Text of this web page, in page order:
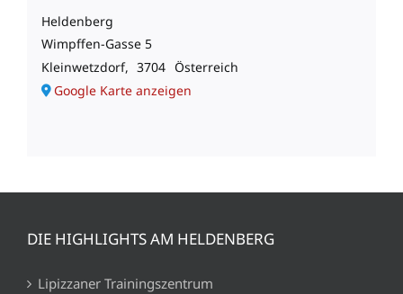
Heldenberg
Wimpffen-Gasse 5
Kleinwetzdorf, 3704 Österreich
Google Karte anzeigen
DIE HIGHLIGHTS AM HELDENBERG
Lipizzaner Trainingszentrum